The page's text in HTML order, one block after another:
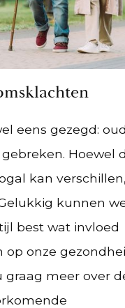
eens gezegd:
Hoewel
kan
kunnen
best wat invloed
op onze
graag meer over